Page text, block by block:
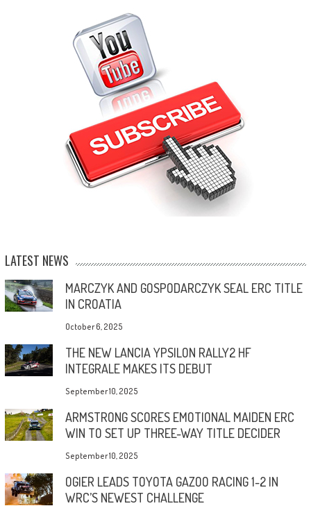
LATEST NEWS
MARCZYK AND GOSPODARCZYK SEAL ERC TITLE
IN CROATIA
October 6, 2025
THE NEW LANCIA YPSILON RALLY2 HF
INTEGRALE MAKES ITS DEBUT
September 10, 2025
ARMSTRONG SCORES EMOTIONAL MAIDEN ERC
WIN TO SET UP THREE-WAY TITLE DECIDER
September 10, 2025
OGIER LEADS TOYOTA GAZOO RACING 1-2 IN
WRC’S NEWEST CHALLENGE